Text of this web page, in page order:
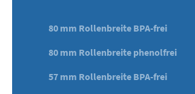
80 mm Rollenbreite BPA-frei
80 mm Rollenbreite phenolfrei
57 mm Rollenbreite BPA-frei